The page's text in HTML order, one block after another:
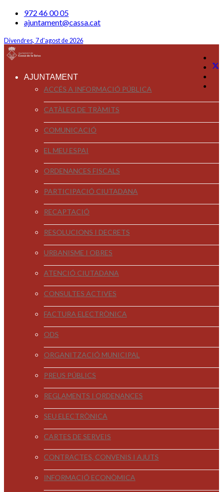
972 46 00 05
ajuntament@cassa.cat
Divendres, 7 d'agost de 2026
AJUNTAMENT
ACCÉS A INFORMACIÓ PÚBLICA
CATÀLEG DE TRÀMITS
COMUNICACIÓ
EL MEU ESPAI
ORDENANCES FISCALS
PARTICIPACIÓ CIUTADANA
RECAPTACIÓ
RESOLUCIONS I DECRETS
URBANISME I OBRES
ATENCIÓ CIUTADANA
CONSULTES ACTIVES
FACTURA ELECTRÒNICA
ODS
ORGANITZACIÓ MUNICIPAL
PREUS PÚBLICS
REGLAMENTS I ORDENANCES
SEU ELECTRÒNICA
CARTES DE SERVEIS
CONTRACTES, CONVENIS I AJUTS
INFORMACIÓ ECONÒMICA